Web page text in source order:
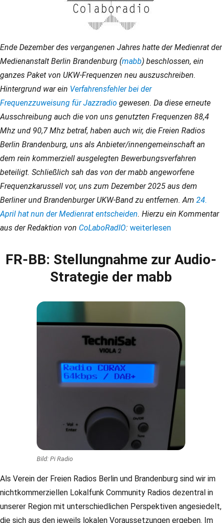
Ende Dezember des vergangenen Jahres hatte der Medienrat der
Medienanstalt Berlin Brandenburg (mabb) beschlossen, ein
ganzes Paket von UKW-Frequenzen neu auszuschreiben.
Hintergrund war ein Verfahrensfehler bei der
Frequenzzuweisung für Jazzradio gewesen. Da diese erneute
Ausschreibung auch die von uns genutzten Frequenzen 88,4
Mhz und 90,7 Mhz betraf, haben auch wir, die Freien Radios
Berlin Brandenburg, uns als Anbieter/innengemeinschaft an
dem rein kommerziell ausgelegten Bewerbungsverfahren
beteiligt. Schließlich sah das von der mabb angeworfene
Frequenzkarussell vor, uns zum Dezember 2025 aus dem
Berliner und Brandenburger UKW-Band zu entfernen. Am 24.
April hat nun der Medienrat entscheiden. Hierzu ein Kommentar
aus der Redaktion von CoLaboRadIO: „Unsexing FM“
weiterlesen
FR-BB: Stellungnahme zur Audio-
Strategie der mabb
Bild: Pi Radio
Als Verein der Freien Radios Berlin und Brandenburg sind wir im
nichtkommerziellen Lokalfunk Community Radios dezentral in
unserer Region mit unterschiedlichen Perspektiven angesiedelt,
die sich aus den jeweils lokalen Voraussetzungen ergeben. Im